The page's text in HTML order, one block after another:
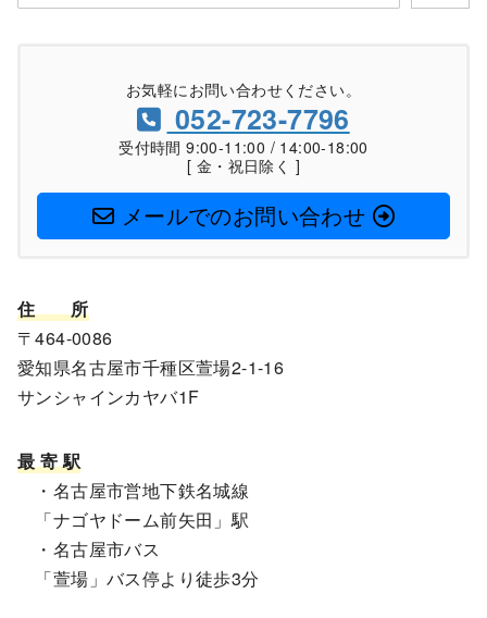
お気軽にお問い合わせください。
052-723-7796
受付時間 9:00-11:00 / 14:00-18:00
[ 金・祝日除く ]
メールでのお問い合わせ
住
所
〒464-0086
愛知県名古屋市千種区萱場2-1-16
サンシャインカヤバ1F
最 寄 駅
・名古屋市営地下鉄名城線
「ナゴヤドーム前矢田」駅
・名古屋市バス
「萱場」バス停より徒歩3分